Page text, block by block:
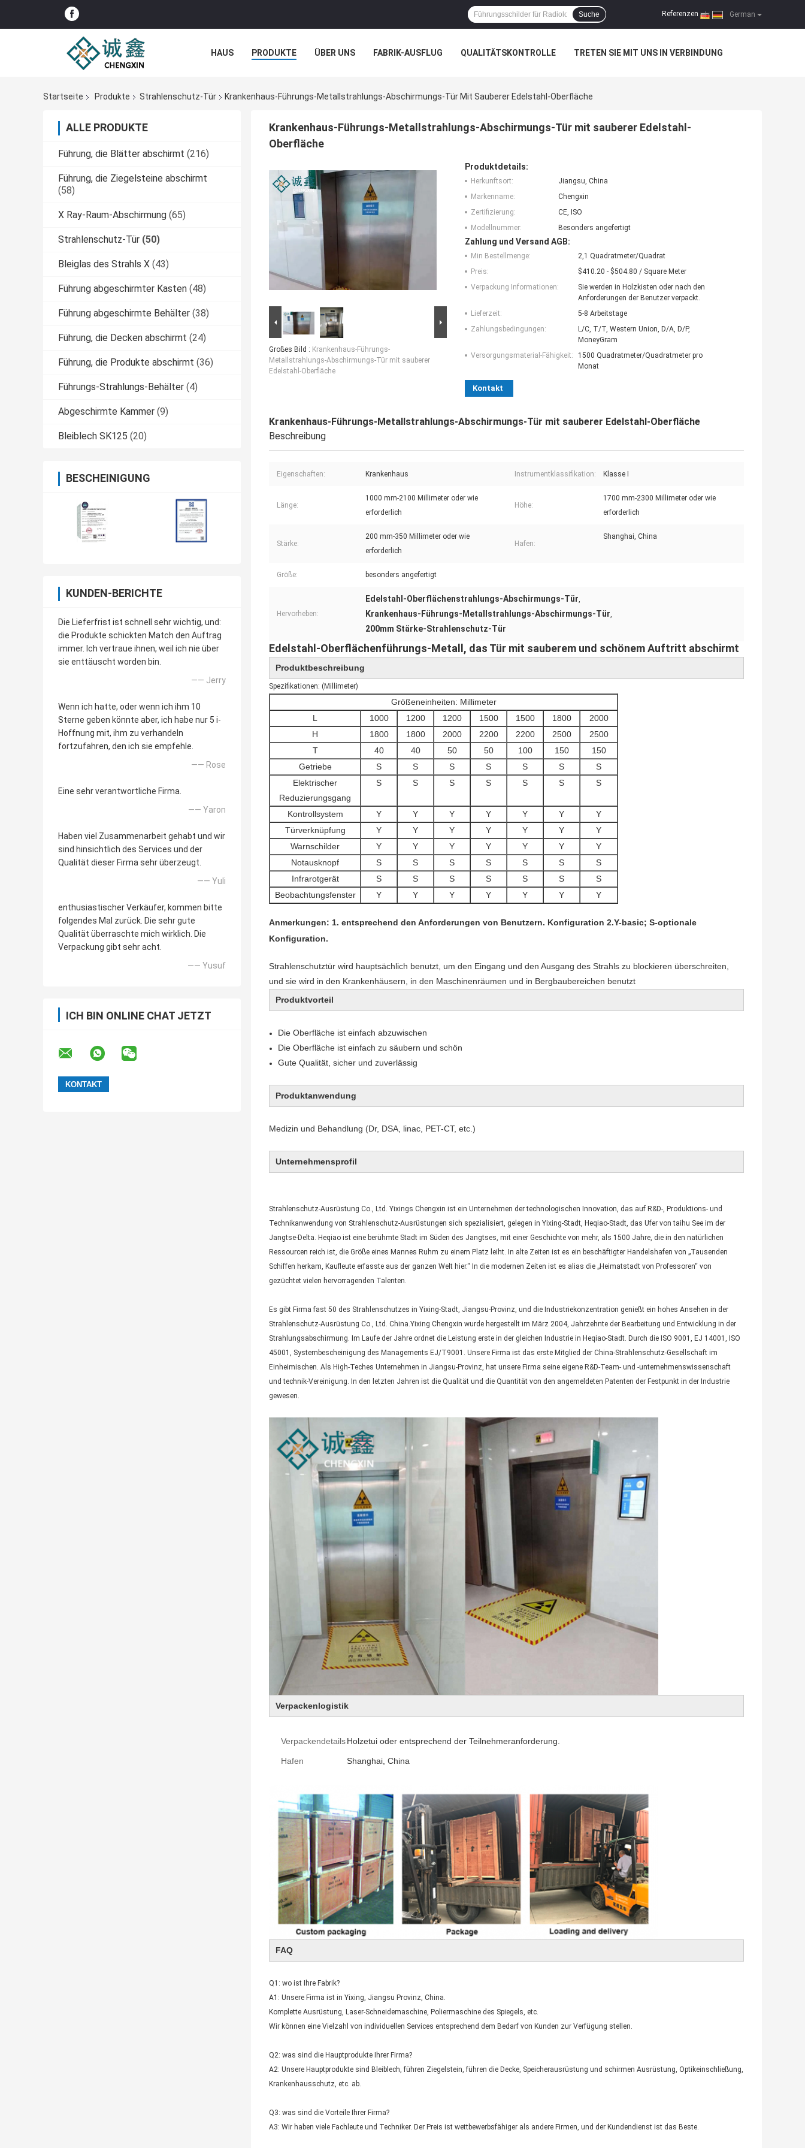
German
Referenzen |
Suche
HAUS PRODUKTE ÜBER UNS FABRIK-AUSFLUG QUALITÄTSKONTROLLE TRETEN SIE MIT UNS IN VERBINDUNG
Startseite
Produkte Strahlenschutz-Tür Krankenhaus-Führungs-Metallstrahlungs-Abschirmungs-Tür Mit Sauberer Edelstahl-Oberfläche
ALLE PRODUKTE
Führung, die Blätter abschirmt (216)
Führung, die Ziegelsteine abschirmt
(58)
X Ray-Raum-Abschirmung (65)
Strahlenschutz-Tür (50)
Bleiglas des Strahls X (43)
Führung abgeschirmter Kasten (48)
Führung abgeschirmte Behälter (38)
Führung, die Decken abschirmt (24)
Führung, die Produkte abschirmt (36)
Führungs-Strahlungs-Behälter (4)
Abgeschirmte Kammer (9)
Bleiblech SK125 (20)
BESCHEINIGUNG
KUNDEN-BERICHTE
Die Lieferfrist ist schnell sehr wichtig, und:
die Produkte schickten Match den Auftrag
immer. Ich vertraue ihnen, weil ich nie über
sie enttäuscht worden bin.
—— Jerry
Wenn ich hatte, oder wenn ich ihm 10
Sterne geben könnte aber, ich habe nur 5 i-
Hoffnung mit, ihm zu verhandeln
fortzufahren, den ich sie empfehle.
—— Rose
Eine sehr verantwortliche Firma.
—— Yaron
Haben viel Zusammenarbeit gehabt und wir
sind hinsichtlich des Services und der
Qualität dieser Firma sehr überzeugt.
—— Yuli
enthusiastischer Verkäufer, kommen bitte
folgendes Mal zurück. Die sehr gute
Qualität überraschte mich wirklich. Die
Verpackung gibt sehr acht.
—— Yusuf
ICH BIN ONLINE CHAT JETZT
Krankenhaus-Führungs-Metallstrahlungs-Abschirmungs-Tür mit sauberer Edelstahl-
Oberfläche
Großes Bild : Krankenhaus-Führungs-
Metallstrahlungs-Abschirmungs-Tür mit sauberer
Edelstahl-Oberfläche
Produktdetails:
Herkunftsort:
Jiangsu, China
Markenname:
Chengxin
Zertifizierung:
CE, ISO
Modellnummer:
Besonders angefertigt
Zahlung und Versand AGB:
Min Bestellmenge:
2,1 Quadratmeter/Quadrat
Preis:
$410.20 - $504.80 / Square Meter
Verpackung Informationen:
Sie werden in Holzkisten oder nach den
Anforderungen der Benutzer verpackt.
Lieferzeit:
5-8 Arbeitstage
Zahlungsbedingungen:
L/C, T/T, Western Union, D/A, D/P,
MoneyGram
Versorgungsmaterial-Fähigkeit:
1500 Quadratmeter/Quadratmeter pro
Monat
Kontakt
Krankenhaus-Führungs-Metallstrahlungs-Abschirmungs-Tür mit sauberer Edelstahl-Oberfläche
Beschreibung
Eigenschaften: Krankenhaus Instrumentklassifikation: Klasse I
Länge:
1000 mm-2100 Millimeter oder wie
erforderlich
Höhe:
1700 mm-2300 Millimeter oder wie
erforderlich
Stärke:
200 mm-350 Millimeter oder wie
erforderlich
Hafen:
Shanghai, China
Größe: besonders angefertigt
Hervorheben:
Edelstahl-Oberflächenstrahlungs-Abschirmungs-Tür,
Krankenhaus-Führungs-Metallstrahlungs-Abschirmungs-Tür,
200mm Stärke-Strahlenschutz-Tür
Edelstahl-Oberflächenführungs-Metall, das Tür mit sauberem und schönem Auftritt abschirmt
Produktbeschreibung
Spezifikationen: (Millimeter)
Größeneinheiten: Millimeter
L
1000 1200 1200 1500 1500 1800
2000
H
1800 1800 2000 2200 2200 2500
2500
T
40 40 50 50 100 150
150
Getriebe
S S S S S S
S
Elektrischer
Reduzierungsgang
S S S S S S S
Kontrollsystem Y Y Y Y Y Y
Y
Türverknüpfung
Y Y Y Y Y Y
Y
Warnschilder
Y Y Y Y Y Y
Y
Notausknopf
S S S S S S
S
Infrarotgerät
S S S S S S
S
Beobachtungsfenster
Y Y Y Y Y Y Y
Anmerkungen: 1. entsprechend den Anforderungen von Benutzern. Konfiguration 2.Y-basic; S-optionale
Konfiguration.
Strahlenschutztür wird hauptsächlich benutzt, um den Eingang und den Ausgang des Strahls zu blockieren überschreiten,
und sie wird in den Krankenhäusern, in den Maschinenräumen und in Bergbaubereichen benutzt
Produktvorteil
Die Oberfläche ist einfach abzuwischen
Die Oberfläche ist einfach zu säubern und schön
Gute Qualität, sicher und zuverlässig
Produktanwendung
Medizin und Behandlung (Dr, DSA, linac, PET-CT, etc.)
Unternehmensprofil
Strahlenschutz-Ausrüstung Co., Ltd. Yixings Chengxin ist ein Unternehmen der technologischen Innovation, das auf R&D-, Produktions- und
Technikanwendung von Strahlenschutz-Ausrüstungen sich spezialisiert, gelegen in Yixing-Stadt, Heqiao-Stadt, das Ufer von taihu See im der
Jangtse-Delta. Heqiao ist eine berühmte Stadt im Süden des Jangtses, mit einer Geschichte von mehr, als 1500 Jahre, die in den natürlichen
Ressourcen reich ist, die Größe eines Mannes Ruhm zu einem Platz leiht. In alte Zeiten ist es ein beschäftigter Handelshafen von „Tausenden
Schiffen herkam, Kaufleute erfasste aus der ganzen Welt hier.“ In die modernen Zeiten ist es alias die „Heimatstadt von Professoren“ von
gezüchtet vielen hervorragenden Talenten.
Es gibt Firma fast 50 des Strahlenschutzes in Yixing-Stadt, Jiangsu-Provinz, und die Industriekonzentration genießt ein hohes Ansehen in der
Strahlenschutz-Ausrüstung Co., Ltd. China.Yixing Chengxin wurde hergestellt im März 2004, Jahrzehnte der Bearbeitung und Entwicklung in der
Strahlungsabschirmung. Im Laufe der Jahre ordnet die Leistung erste in der gleichen Industrie in Heqiao-Stadt. Durch die ISO 9001, EJ 14001, ISO
45001, Systembescheinigung des Managements EJ/T9001. Unsere Firma ist das erste Mitglied der China-Strahlenschutz-Gesellschaft im
Einheimischen. Als High-Teches Unternehmen in Jiangsu-Provinz, hat unsere Firma seine eigene R&D-Team- und -unternehmenswissenschaft
und technik-Vereinigung. In den letzten Jahren ist die Qualität und die Quantität von den angemeldeten Patenten der Festpunkt in der Industrie
gewesen.
Verpackenlogistik
VerpackendetailsHolzetui oder entsprechend der Teilnehmeranforderung.
Hafen Shanghai, China
FAQ
Q1: wo ist Ihre Fabrik?
A1: Unsere Firma ist in Yixing, Jiangsu Provinz, China.
Komplette Ausrüstung, Laser-Schneidemaschine, Poliermaschine des Spiegels, etc.
Wir können eine Vielzahl von individuellen Services entsprechend dem Bedarf von Kunden zur Verfügung stellen.
Q2: was sind die Hauptprodukte Ihrer Firma?
A2: Unsere Hauptprodukte sind Bleiblech, führen Ziegelstein, führen die Decke, Speicherausrüstung und schirmen Ausrüstung, Optikeinschließung,
Krankenhausschutz, etc. ab.
Q3: was sind die Vorteile Ihrer Firma?
A3: Wir haben viele Fachleute und Techniker. Der Preis ist wettbewerbsfähiger als andere Firmen, und der Kundendienst ist das Beste.